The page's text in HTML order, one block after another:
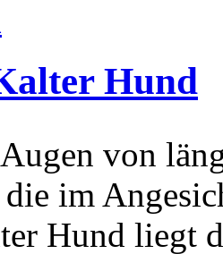
Hund
von
im
Hund liegt